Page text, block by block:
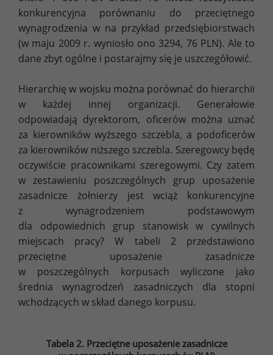
konkurencyjna porównaniu do przeciętnego
wynagrodzenia w na przykład przedsiębiorstwach
(w maju 2009 r. wyniosło ono 3294, 76 PLN). Ale to
dane zbyt ogólne i postarajmy się je uszczegółowić.
Hierarchię w wojsku można porównać do hierarchii
w każdej innej organizacji. Generałowie
odpowiadają dyrektorom, oficerów można uznać
za kierowników wyższego szczebla, a podoficerów
za kierowników niższego szczebla. Szeregowcy będę
oczywiście pracownikami szeregowymi. Czy zatem
w zestawieniu poszczególnych grup uposażenie
zasadnicze żołnierzy jest wciąż konkurencyjne
z wynagrodzeniem podstawowym
dla odpowiednich grup stanowisk w cywilnych
miejscach pracy? W tabeli 2 przedstawiono
przeciętne uposażenie zasadnicze
w poszczególnych korpusach wyliczone jako
średnia wynagrodzeń zasadniczych dla stopni
wchodzących w skład danego korpusu.
Tabela 2. Przeciętne uposażenie zasadnicze